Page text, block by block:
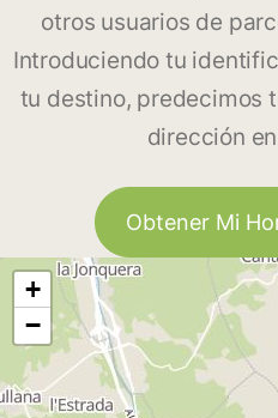
otros usuarios de
Introduciendo tu
tu destino, predecimos
dirección
Obtener Mi
+
−